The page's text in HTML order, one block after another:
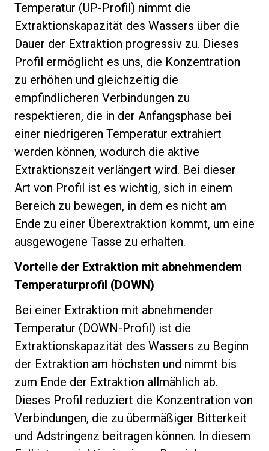
Temperatur (UP-Profil) nimmt die
Extraktionskapazität des Wassers über die
Dauer der Extraktion progressiv zu. Dieses
Profil ermöglicht es uns, die Konzentration
zu erhöhen und gleichzeitig die
empfindlicheren Verbindungen zu
respektieren, die in der Anfangsphase bei
einer niedrigeren Temperatur extrahiert
werden können, wodurch die aktive
Extraktionszeit verlängert wird. Bei dieser
Art von Profil ist es wichtig, sich in einem
Bereich zu bewegen, in dem es nicht am
Ende zu einer Überextraktion kommt, um eine
ausgewogene Tasse zu erhalten.
Vorteile der Extraktion mit abnehmendem
Temperaturprofil (DOWN)
Bei einer Extraktion mit abnehmender
Temperatur (DOWN-Profil) ist die
Extraktionskapazität des Wassers zu Beginn
der Extraktion am höchsten und nimmt bis
zum Ende der Extraktion allmählich ab.
Dieses Profil reduziert die Konzentration von
Verbindungen, die zu übermäßiger Bitterkeit
und Adstringenz beitragen können. In diesem